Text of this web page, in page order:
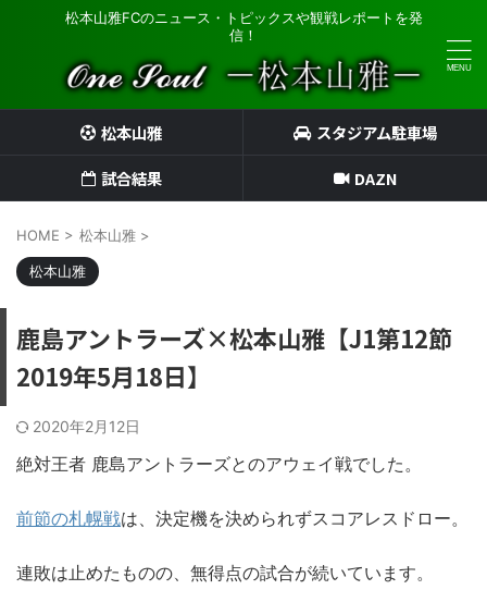
松本山雅FCのニュース・トピックスや観戦レポートを発
信！
松本山雅
スタジアム駐車場
試合結果
DAZN
HOME > 松本山雅 >
松本山雅
鹿島アントラーズ×松本山雅【J1第12節
2019年5月18日】
2020年2月12日
絶対王者 鹿島アントラーズとのアウェイ戦でした。
前節の札幌戦は、決定機を決められずスコアレスドロー。
連敗は止めたものの、無得点の試合が続いています。